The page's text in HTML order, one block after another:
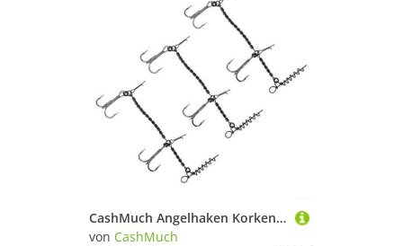
CashMuch Angelhaken Korkenzieher mit Widerhaken, Hecht, Stinger, Edelstahl, 1/0#, 14 cm, 3 Stück
von CashMuch